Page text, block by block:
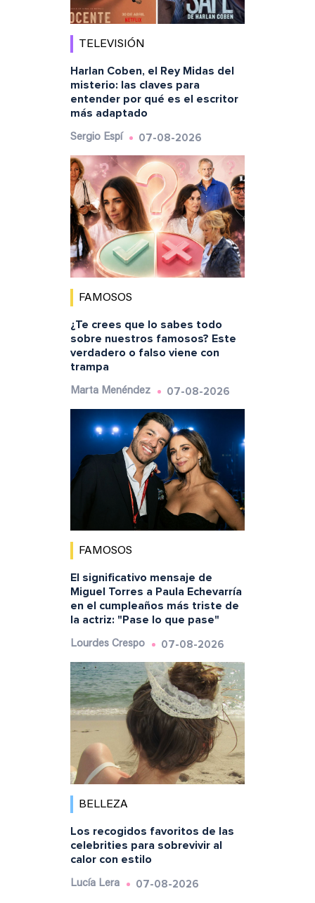
TELEVISIÓN
Harlan Coben, el Rey Midas del
misterio: las claves para
entender por qué es el escritor
más adaptado
Sergio Espí 07-08-2026
FAMOSOS
¿Te crees que lo sabes todo
sobre nuestros famosos? Este
verdadero o falso viene con
trampa
Marta Menéndez 07-08-2026
FAMOSOS
El significativo mensaje de
Miguel Torres a Paula Echevarría
en el cumpleaños más triste de
la actriz: "Pase lo que pase"
Lourdes Crespo 07-08-2026
BELLEZA
Los recogidos favoritos de las
celebrities para sobrevivir al
calor con estilo
Lucía Lera 07-08-2026